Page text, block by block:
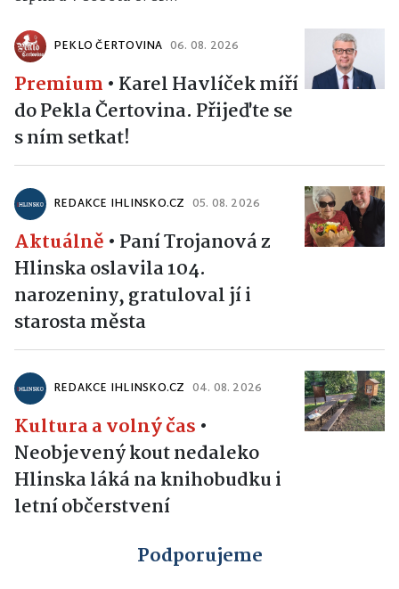
PEKLO ČERTOVINA 06. 08. 2026
Premium • Karel Havlíček míří
do Pekla Čertovina. Přijeďte se
s ním setkat!
REDAKCE IHLINSKO.CZ 05. 08. 2026
Aktuálně • Paní Trojanová z
Hlinska oslavila 104.
narozeniny, gratuloval jí i
starosta města
REDAKCE IHLINSKO.CZ 04. 08. 2026
Kultura a volný čas •
Neobjevený kout nedaleko
Hlinska láká na knihobudku i
letní občerstvení
Podporujeme